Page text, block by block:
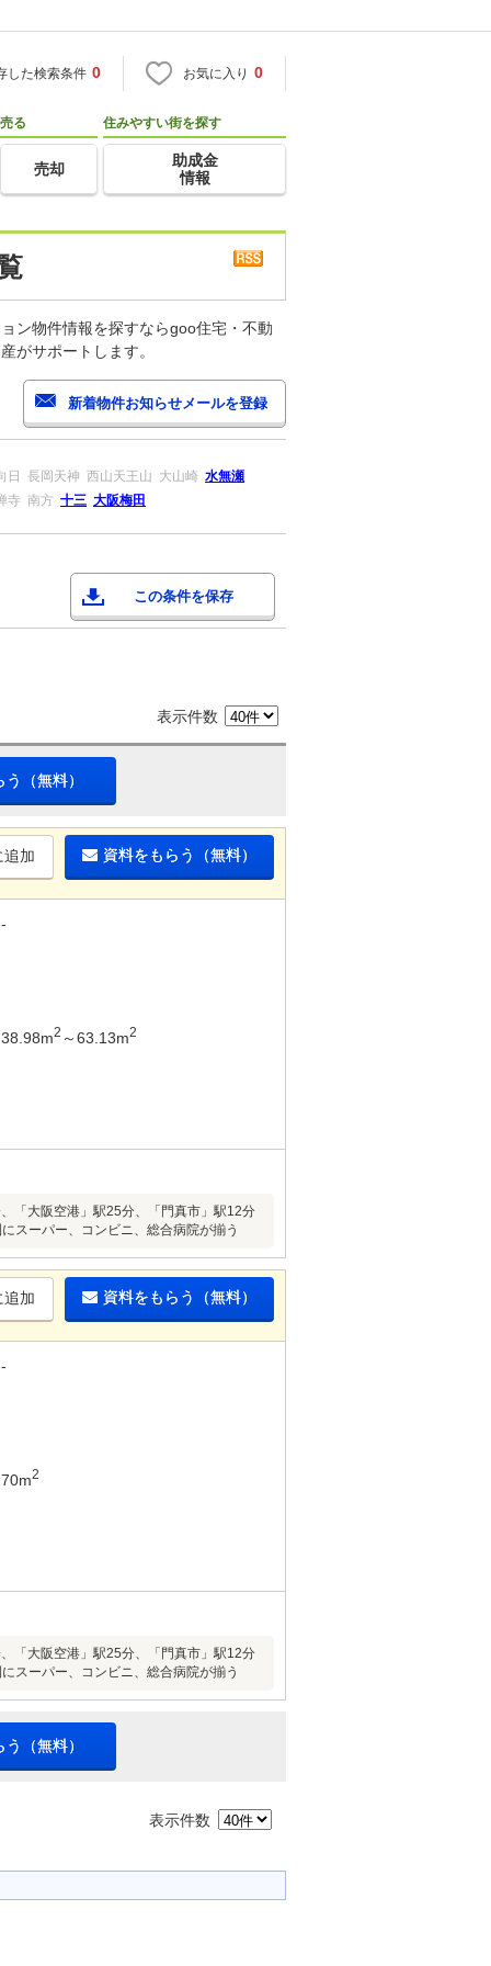
した検索条件 0 お気に入り 0
売る
売却
住みやすい街を探す
助成金
情報
ン物件情報を探すならgoo住宅・不動
がサポートします。
日 長岡天神 西山天王山 大山崎 水無瀬
寺 南方 十三 大阪梅田
この条件を保存
表示件数
（無料）
追加 資料をもらう（無料）
-
38.98m2 ～63.13m2
「大阪空港」駅25分、「門真市」駅12分
スーパー、コンビニ、総合病院が揃う
追加 資料をもらう（無料）
-
70m2
「大阪空港」駅25分、「門真市」駅12分
スーパー、コンビニ、総合病院が揃う
（無料）
表示件数